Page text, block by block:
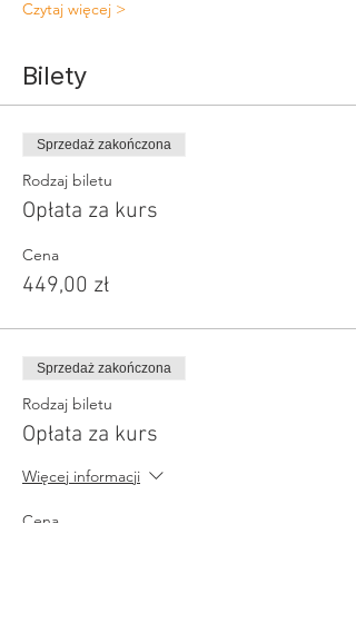
Czytaj więcej >
Bilety
Sprzedaż zakończona
Rodzaj biletu
Opłata za kurs
Cena
449,00 zł
Sprzedaż zakończona
Rodzaj biletu
Opłata za kurs
Więcej informacji
Cena